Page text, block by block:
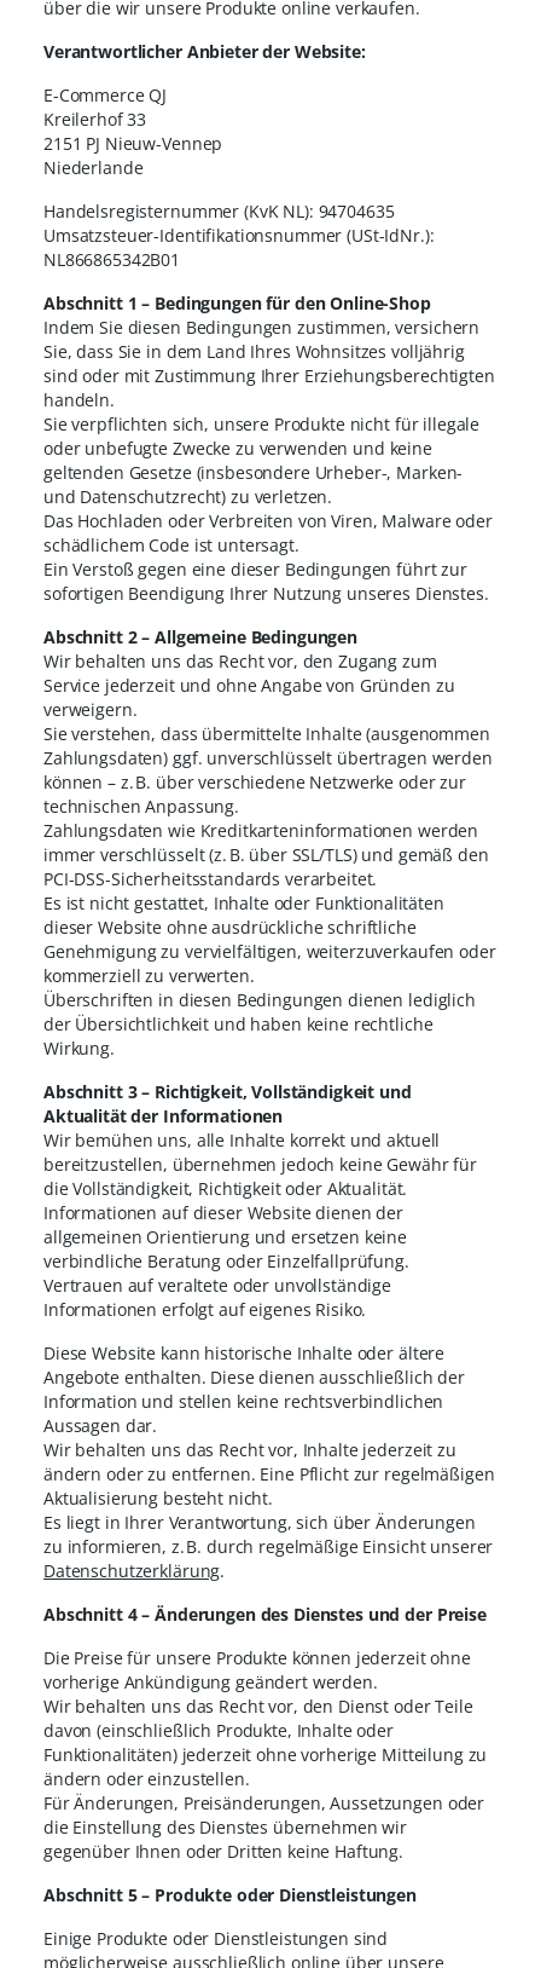
über die wir unsere Produkte online verkaufen.
Verantwortlicher Anbieter der Website:
E-Commerce QJ
Kreilerhof 33
2151 PJ Nieuw-Vennep
Niederlande
Handelsregisternummer (KvK NL): 94704635
Umsatzsteuer-Identifikationsnummer (USt-IdNr.):
NL866865342B01
Abschnitt 1 – Bedingungen für den Online-Shop
Indem Sie diesen Bedingungen zustimmen, versichern
Sie, dass Sie in dem Land Ihres Wohnsitzes volljährig
sind oder mit Zustimmung Ihrer Erziehungsberechtigten
handeln.
Sie verpflichten sich, unsere Produkte nicht für illegale
oder unbefugte Zwecke zu verwenden und keine
geltenden Gesetze (insbesondere Urheber-, Marken-
und Datenschutzrecht) zu verletzen.
Das Hochladen oder Verbreiten von Viren, Malware oder
schädlichem Code ist untersagt.
Ein Verstoß gegen eine dieser Bedingungen führt zur
sofortigen Beendigung Ihrer Nutzung unseres Dienstes.
Abschnitt 2 – Allgemeine Bedingungen
Wir behalten uns das Recht vor, den Zugang zum
Service jederzeit und ohne Angabe von Gründen zu
verweigern.
Sie verstehen, dass übermittelte Inhalte (ausgenommen
Zahlungsdaten) ggf. unverschlüsselt übertragen werden
können – z. B. über verschiedene Netzwerke oder zur
technischen Anpassung.
Zahlungsdaten wie Kreditkarteninformationen werden
immer verschlüsselt (z. B. über SSL/TLS) und gemäß den
PCI-DSS-Sicherheitsstandards verarbeitet.
Es ist nicht gestattet, Inhalte oder Funktionalitäten
dieser Website ohne ausdrückliche schriftliche
Genehmigung zu vervielfältigen, weiterzuverkaufen oder
kommerziell zu verwerten.
Überschriften in diesen Bedingungen dienen lediglich
der Übersichtlichkeit und haben keine rechtliche
Wirkung.
Abschnitt 3 – Richtigkeit, Vollständigkeit und
Aktualität der Informationen
Wir bemühen uns, alle Inhalte korrekt und aktuell
bereitzustellen, übernehmen jedoch keine Gewähr für
die Vollständigkeit, Richtigkeit oder Aktualität.
Informationen auf dieser Website dienen der
allgemeinen Orientierung und ersetzen keine
verbindliche Beratung oder Einzelfallprüfung.
Vertrauen auf veraltete oder unvollständige
Informationen erfolgt auf eigenes Risiko.
Diese Website kann historische Inhalte oder ältere
Angebote enthalten. Diese dienen ausschließlich der
Information und stellen keine rechtsverbindlichen
Aussagen dar.
Wir behalten uns das Recht vor, Inhalte jederzeit zu
ändern oder zu entfernen. Eine Pflicht zur regelmäßigen
Aktualisierung besteht nicht.
Es liegt in Ihrer Verantwortung, sich über Änderungen
zu informieren, z. B. durch regelmäßige Einsicht unserer
Datenschutzerklärung.
Abschnitt 4 – Änderungen des Dienstes und der Preise
Die Preise für unsere Produkte können jederzeit ohne
vorherige Ankündigung geändert werden.
Wir behalten uns das Recht vor, den Dienst oder Teile
davon (einschließlich Produkte, Inhalte oder
Funktionalitäten) jederzeit ohne vorherige Mitteilung zu
ändern oder einzustellen.
Für Änderungen, Preisänderungen, Aussetzungen oder
die Einstellung des Dienstes übernehmen wir
gegenüber Ihnen oder Dritten keine Haftung.
Abschnitt 5 – Produkte oder Dienstleistungen
Einige Produkte oder Dienstleistungen sind
möglicherweise ausschließlich online über unsere